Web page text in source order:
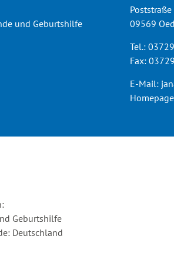
und Geburtshilfe
Poststraße
09569
Tel.:
Fax:
E-Mail:
Geburtshilfe
Deutschland